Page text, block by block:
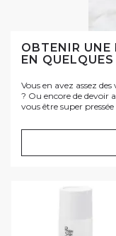
OBTENIR UNE
EN
Vous en avez assez
? Ou encore de devoir
vous être super pressée